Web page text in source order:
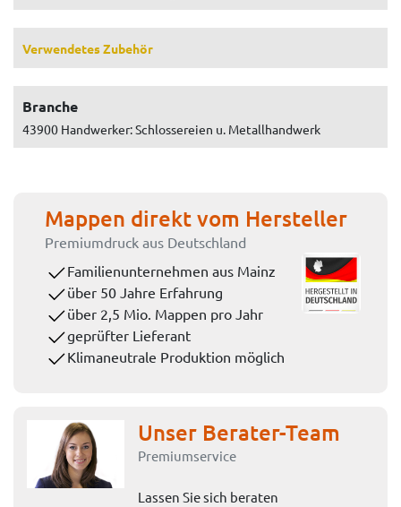
Verwendetes Zubehör
Branche
43900 Handwerker: Schlossereien u. Metallhandwerk
Mappen direkt vom Hersteller
Premiumdruck aus Deutschland
Familienunternehmen aus Mainz
über 50 Jahre Erfahrung
über 2,5 Mio. Mappen pro Jahr
geprüfter Lieferant
Klimaneutrale Produktion möglich
Unser Berater-Team
Premiumservice
Lassen Sie sich beraten